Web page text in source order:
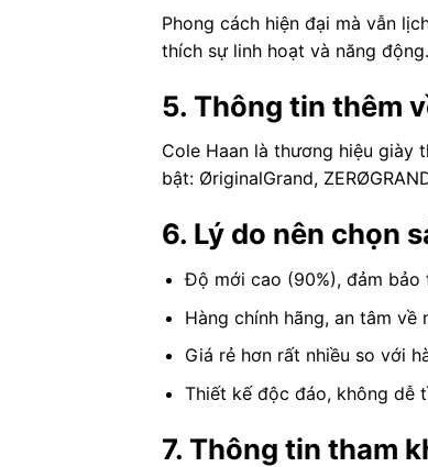
Phong cách hiện đại mà vẫn
thích sự linh hoạt và năng động.
5. Thông tin thêm
Cole Haan là thương hiệu giày
bật: ØriginalGrand,
6. Lý do nên chọn
Độ mới cao (90%), đảm bảo
Hàng chính hãng, an tâm
Giá rẻ hơn rất nhiều so với
Thiết kế độc đáo, không dễ
7. Thông tin tham